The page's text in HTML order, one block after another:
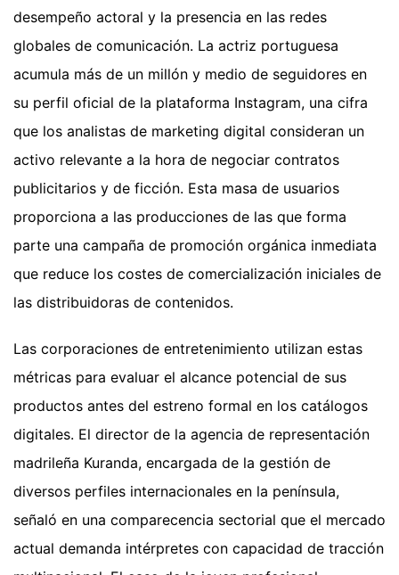
desempeño actoral y la presencia en las redes
globales de comunicación. La actriz portuguesa
acumula más de un millón y medio de seguidores en
su perfil oficial de la plataforma Instagram, una cifra
que los analistas de marketing digital consideran un
activo relevante a la hora de negociar contratos
publicitarios y de ficción. Esta masa de usuarios
proporciona a las producciones de las que forma
parte una campaña de promoción orgánica inmediata
que reduce los costes de comercialización iniciales de
las distribuidoras de contenidos.
Las corporaciones de entretenimiento utilizan estas
métricas para evaluar el alcance potencial de sus
productos antes del estreno formal en los catálogos
digitales. El director de la agencia de representación
madrileña Kuranda, encargada de la gestión de
diversos perfiles internacionales en la península,
señaló en una comparecencia sectorial que el mercado
actual demanda intérpretes con capacidad de tracción